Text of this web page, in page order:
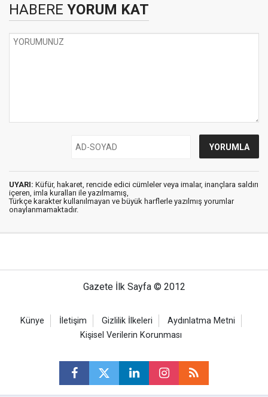
HABERE YORUM KAT
UYARI: Küfür, hakaret, rencide edici cümleler veya imalar, inançlara saldırı
içeren, imla kuralları ile yazılmamış,
Türkçe karakter kullanılmayan ve büyük harflerle yazılmış yorumlar
onaylanmamaktadır.
Gazete İlk Sayfa © 2012
Künye İletişim Gizlilik İlkeleri
Aydınlatma Metni
Kişisel Verilerin Korunması